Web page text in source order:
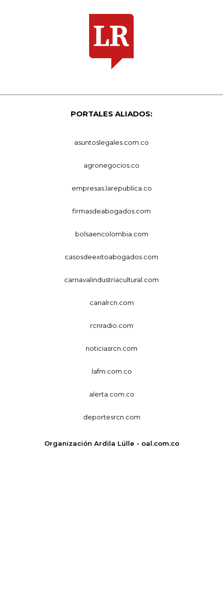
PORTALES ALIADOS:
asuntoslegales.com.co
agronegocios.co
empresas.larepublica.co
firmasdeabogados.com
bolsaencolombia.com
casosdeexitoabogados.com
carnavalindustriacultural.com
canalrcn.com
rcnradio.com
noticiasrcn.com
lafm.com.co
alerta.com.co
deportesrcn.com
Organización Ardila Lülle - oal.com.co